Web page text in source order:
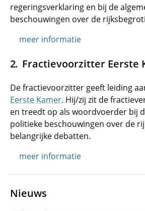
regeringsverklaring en bij de
beschouwingen over de
meer informatie
Fractievoorzitter Eerste
De fractievoorzitter geeft leiding
Eerste Kamer. Hij/zij zit de
en treedt op als woordvoerder bij
politieke beschouwingen over de
belangrijke debatten.
meer informatie
Nieuws